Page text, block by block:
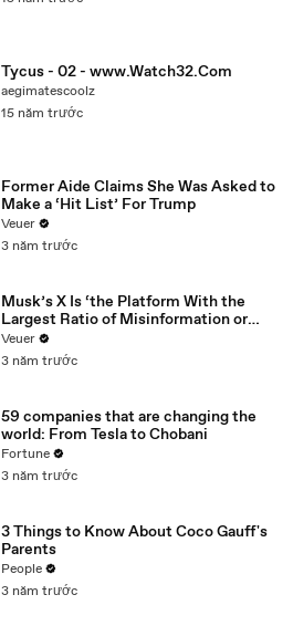
Tycus - 02 - www.Watch32.Com
aegimatescoolz
15 năm trước
Former Aide Claims She Was Asked to
Make a ‘Hit List’ For Trump
Veuer
3 năm trước
Musk’s X Is ‘the Platform With the
Largest Ratio of Misinformation or
Disinformation’ Amongst All Social
Media Platforms
Veuer
3 năm trước
59 companies that are changing the
world: From Tesla to Chobani
Fortune
3 năm trước
3 Things to Know About Coco Gauff's
Parents
People
3 năm trước